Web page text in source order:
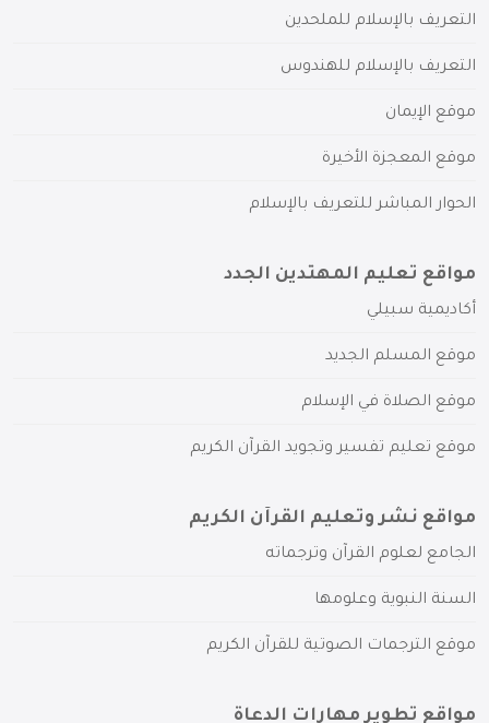
التعريف بالإسلام للملحدين
التعريف بالإسلام للهندوس
موقع الإيمان
موقع المعجزة الأخيرة
الحوار المباشر للتعريف بالإسلام
مواقع تعليم المهتدين الجدد
أكاديمية سبيلي
موقع المسلم الجديد
موقع الصلاة في الإسلام
موقع تعليم تفسير وتجويد القرآن الكريم
مواقع نشر وتعليم القرآن الكريم
الجامع لعلوم القرآن وترجماته
السنة النبوية وعلومها
موقع الترجمات الصوتية للقرآن الكريم
مواقع تطوير مهارات الدعاة